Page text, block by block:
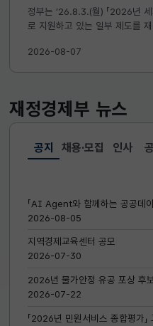
정부는 ’26.8.3.(월) 「2026년
로 지원하고 있는 일부 제도를
2026-08-07
재정경제부 뉴스
공지
선택됨
공지
「AI Agent와 함께하는 공공데
2026-08-05
지역경제교육센터 공모
2026-07-30
2026년 물가안정 유공 포상 후
2026-07-22
「2026년 민원서비스 종합평가
채용·모집 인사